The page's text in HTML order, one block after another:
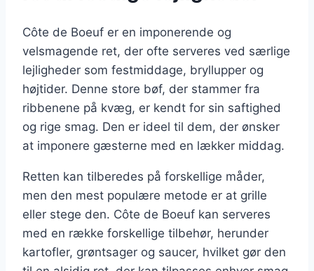
Côte de Boeuf er en imponerende og
velsmagende ret, der ofte serveres ved særlige
lejligheder som festmiddage, bryllupper og
højtider. Denne store bøf, der stammer fra
ribbenene på kvæg, er kendt for sin saftighed
og rige smag. Den er ideel til dem, der ønsker
at imponere gæsterne med en lækker middag.
Retten kan tilberedes på forskellige måder,
men den mest populære metode er at grille
eller stege den. Côte de Boeuf kan serveres
med en række forskellige tilbehør, herunder
kartofler, grøntsager og saucer, hvilket gør den